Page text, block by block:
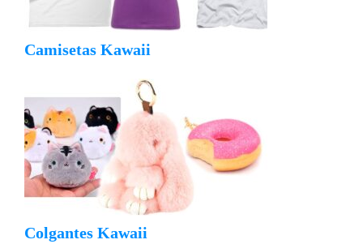
Camisetas Kawaii
Colgantes Kawaii